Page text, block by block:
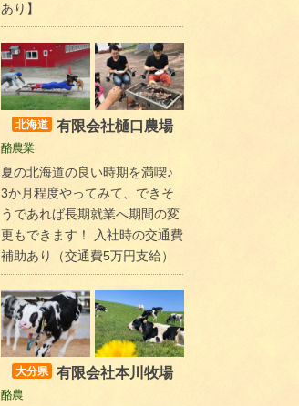
あり】
北海道 有限会社樋口農場
酪農業
夏の北海道の良い時期を満喫♪
3か月程度やってみて、できそ
うであれば長期就業へ期間の変
更もできます！ 入社時の交通費
補助あり（交通費5万円支給）
大分県 有限会社本川牧場
酪農